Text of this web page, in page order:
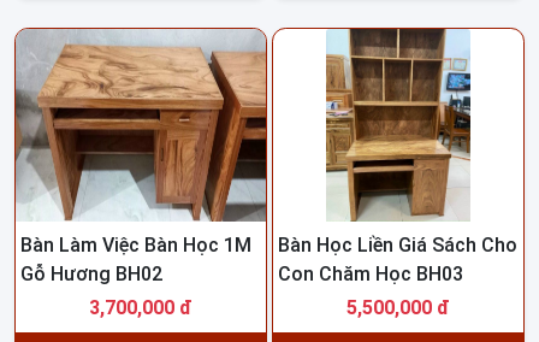
Bàn Làm Việc Bàn Học 1M
Gỗ Hương BH02
3,700,000 đ
Bàn Học Liền Giá Sách Cho
Con Chăm Học BH03
5,500,000 đ